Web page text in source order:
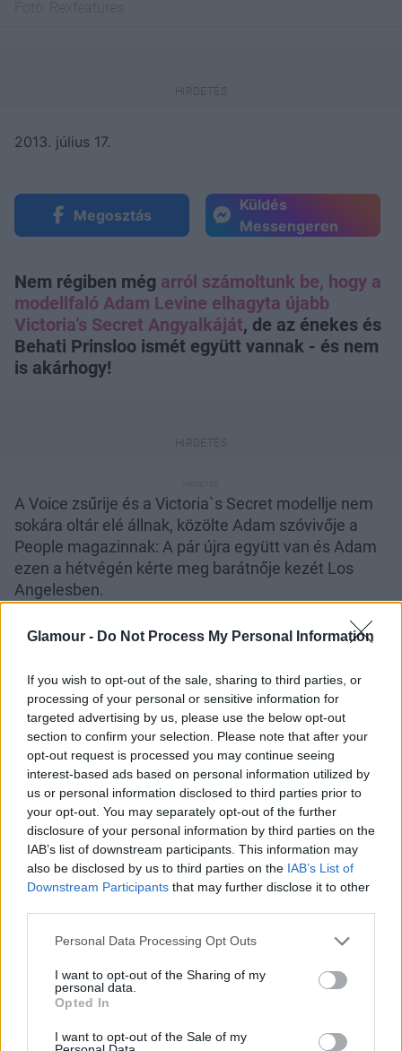
Glamour - Do Not Process My Personal Information
If you wish to opt-out of the sale, sharing to third parties, or
processing of your personal or sensitive information for
targeted advertising by us, please use the below opt-out
section to confirm your selection. Please note that after your
opt-out request is processed you may continue seeing
interest-based ads based on personal information utilized by
us or personal information disclosed to third parties prior to
your opt-out. You may separately opt-out of the further
disclosure of your personal information by third parties on the
IAB’s list of downstream participants. This information may
also be disclosed by us to third parties on the IAB’s List of
Downstream Participants that may further disclose it to other
Please note that this website/app uses one or more Google
not limited to your visit or usage behaviour. You may click to
grant or deny consent to Google and its third-party tags to
use your data for below specified purposes in below Google
consent section.
Personal Data Processing Opt Outs
I want to opt-out of the Sharing of my
personal data.
Opted In
I want to opt-out of the Sale of my
2013. július 17.
Megosztás
Küldés
Messengeren
Nem régiben még arról számoltunk be, hogy a
modellfaló Adam Levine elhagyta újabb
Victoria's Secret Angyalkáját, de az énekes és
Behati Prinsloo ismét együtt vannak - és nem
is akárhogy!
A Voice zsűrije és a Victoria`s Secret modellje nem
sokára oltár elé állnak, közölte Adam szóvivője a
People magazinnak: A pár újra együtt van és Adam
ezen a hétvégén kérte meg barátnője kezét Los
Angelesben.
A namíbiai modell és a Maroon 5 frontembere tavaly
kezdtek el randizni, nem sokkal azután, hogy az
Vyalitsyna-val. Idén tavasszal viszont már
szakítottak, de úgy tűnik egyáltalán nem
véglegesen.
Mi mindenképpen kíváncsiak vagyunk, hogy meddig
fog ez a frigy tartani, ha egyáltalán megköttetik. Te
mire tippelsz, meddig lesznek együtt?